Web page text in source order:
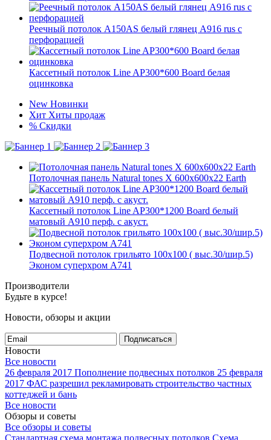
Реечный потолок A150AS белый глянец A916 rus с
перфорацией
Кассетный потолок Line AP300*600 Board белая
оцинковка
New Новинки
Хит Хиты продаж
% Скидки
Потолочная панель Natural tones X 600x600x22 Earth
Кассетный потолок Line AP300*1200 Board белый
матовый А910 перф. с акуст.
Подвесной потолок грильято 100х100 ( выс.30/шир.5)
Эконом суперхром А741
Производители
Будьте в курсе!
Новости, обзоры и акции
Подписаться
Новости
Все новости
26 февраля 2017 Пополнение подвесных потолков 25 февраля
2017 ФАС разрешил рекламировать строительство частных
коттеджей и бань
Все новости
Обзоры и советы
Все обзоры и советы
Стандартная схема монтажа подвесных потолков Схема